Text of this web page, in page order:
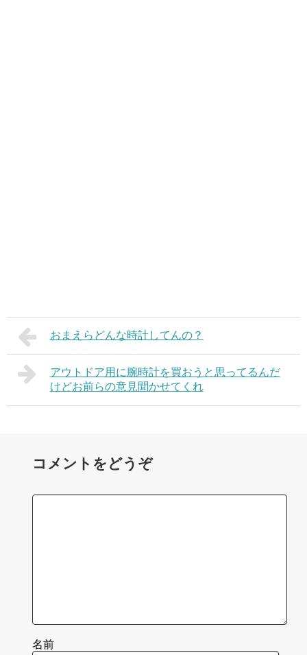
おまえらどんな時計してんの？
アウトドア用に腕時計を買おうと思ってるんだ
けどお前らの意見聞かせてくれ
コメントをどうぞ
名前